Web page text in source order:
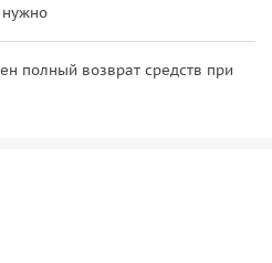
нужно
полный возврат средств при